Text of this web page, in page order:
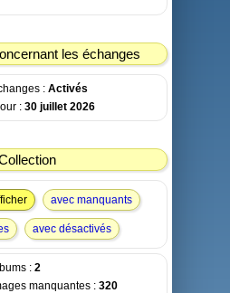
les échanges
: Activés
: 30 juillet 2026
avec manquants
avec désactivés
: 2
manquantes : 320